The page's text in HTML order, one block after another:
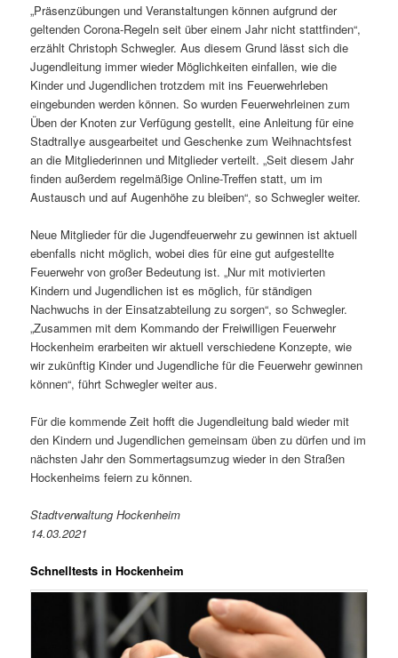
„Präsenzübungen und Veranstaltungen können aufgrund der
geltenden Corona-Regeln seit über einem Jahr nicht stattfinden“,
erzählt Christoph Schwegler. Aus diesem Grund lässt sich die
Jugendleitung immer wieder Möglichkeiten einfallen, wie die
Kinder und Jugendlichen trotzdem mit ins Feuerwehrleben
eingebunden werden können. So wurden Feuerwehrleinen zum
Üben der Knoten zur Verfügung gestellt, eine Anleitung für eine
Stadtrallye ausgearbeitet und Geschenke zum Weihnachtsfest
an die Mitgliederinnen und Mitglieder verteilt. „Seit diesem Jahr
finden außerdem regelmäßige Online-Treffen statt, um im
Austausch und auf Augenhöhe zu bleiben“, so Schwegler weiter.
Neue Mitglieder für die Jugendfeuerwehr zu gewinnen ist aktuell
ebenfalls nicht möglich, wobei dies für eine gut aufgestellte
Feuerwehr von großer Bedeutung ist. „Nur mit motivierten
Kindern und Jugendlichen ist es möglich, für ständigen
Nachwuchs in der Einsatzabteilung zu sorgen“, so Schwegler.
„Zusammen mit dem Kommando der Freiwilligen Feuerwehr
Hockenheim erarbeiten wir aktuell verschiedene Konzepte, wie
wir zukünftig Kinder und Jugendliche für die Feuerwehr gewinnen
können“, führt Schwegler weiter aus.
Für die kommende Zeit hofft die Jugendleitung bald wieder mit
den Kindern und Jugendlichen gemeinsam üben zu dürfen und im
nächsten Jahr den Sommertagsumzug wieder in den Straßen
Hockenheims feiern zu können.
Stadtverwaltung Hockenheim
14.03.2021
Schnelltests in Hockenheim